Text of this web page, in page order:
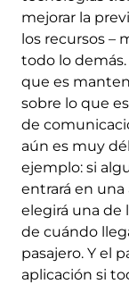
mejorar la
los recursos –
todo lo
que es
sobre lo que
de
aún es muy
ejemplo: si
entrará en una
elegirá una de
de cuándo
pasajero. Y el
aplicación si